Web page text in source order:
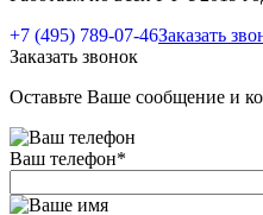
+7 (495) 789-07-46Заказать
Заказать звонок
Оставьте Ваше сообщение и
Ваш телефон*